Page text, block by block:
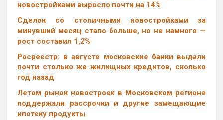
новостройками выросло почти на 14%
Cделок со столичными новостройками за
минувший месяц стало больше, но не намного —
рост составил 1,2%
Росреестр: в августе московские банки выдали
почти столько же жилищных кредитов, сколько
год назад
Летом рынок новостроек в Московском регионе
поддержали рассрочки и другие замещающие
ипотеку продукты